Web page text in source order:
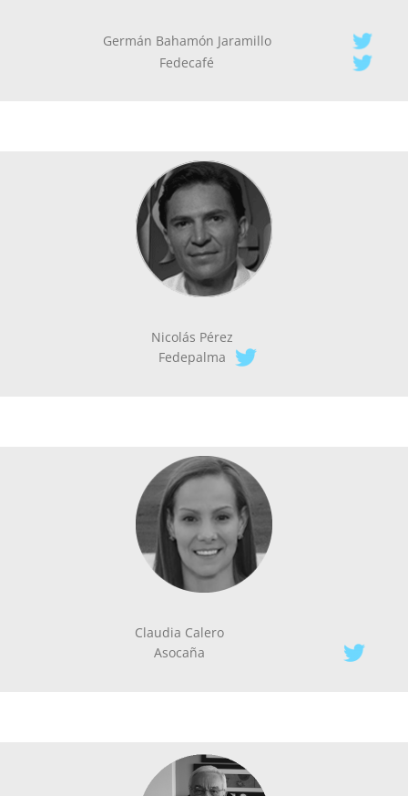
Germán Bahamón Jaramillo
Fedecafé
Nicolás Pérez
Fedepalma
Claudia Calero
Asocaña